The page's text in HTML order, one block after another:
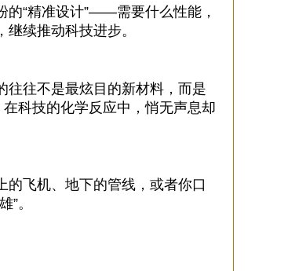
的“精准设计”——需要什么性能，
续推动科技进步。
往往不是最炫目的新材料，而是
科技的化学反应中，悄无声息却
飞机、地下的管线，或者你口
”。